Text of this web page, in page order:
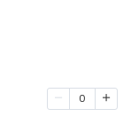
0